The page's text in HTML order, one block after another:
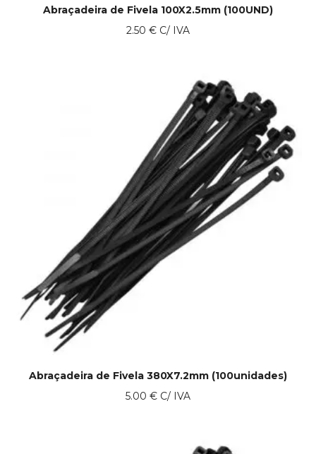
Abraçadeira de Fivela 100X2.5mm (100UND)
2.50 € C/ IVA
Abraçadeira de Fivela 380X7.2mm (100unidades)
5.00 € C/ IVA